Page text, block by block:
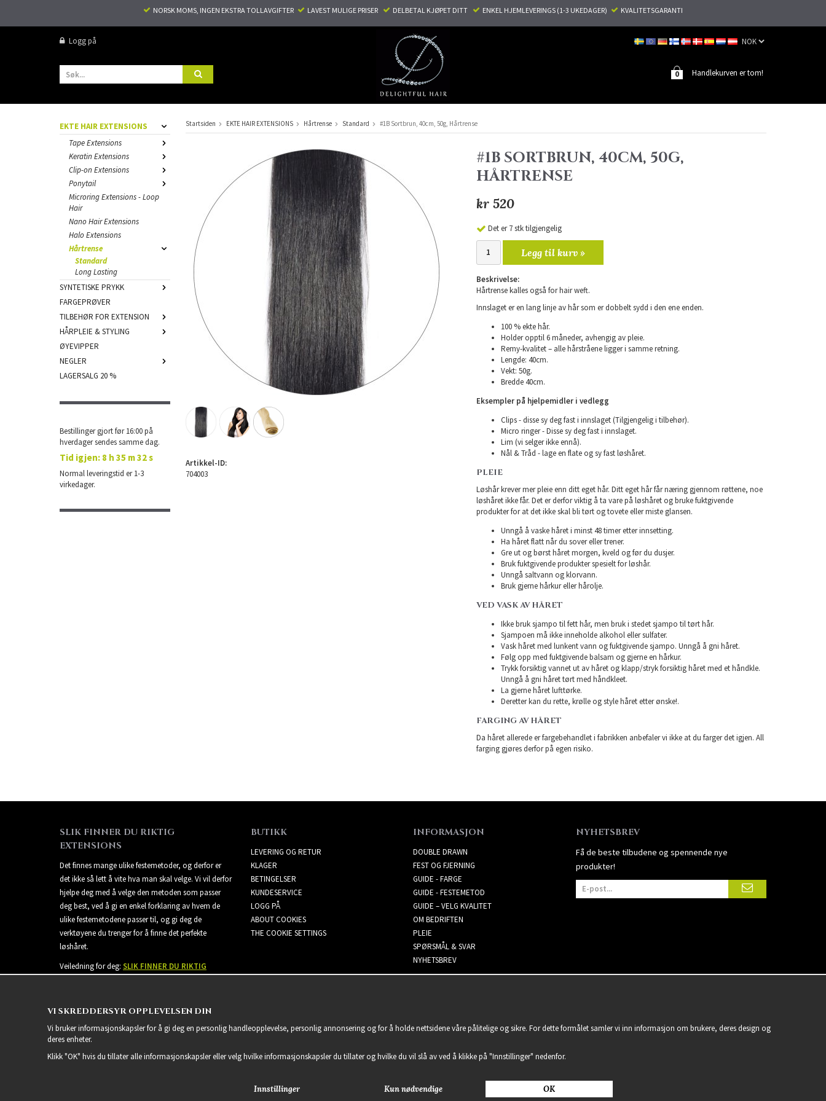
NORSK MOMS, INGEN EKSTRA TOLLAVGIFTER ​ ​ LAVEST MULIGE PRISER ​ DELBETAL KJØPET DITT ​ ENKEL HJEMLEVERINGS (1-3 UKEDAGER) KVALITETSGARANTI
Logg på
Handlekurven er tom!
0
EKTE HAIR EXTENSIONS
Tape Extensions
Keratin Extensions
Clip-on Extensions
Ponytail
Microring Extensions - Loop
Hair
Nano Hair Extensions
Halo Extensions
Hårtrense
Standard
Long Lasting
SYNTETISKE PRYKK
FARGEPRØVER
TILBEHØR FOR EXTENSION
HÅRPLEIE & STYLING
ØYEVIPPER
NEGLER
LAGERSALG 20 %
Bestillinger gjort før 16:00 på
hverdager sendes samme dag.
Tid igjen: 8 h 35 m 32 s
Normal leveringstid er 1-3
virkedager.
Startsiden EKTE HAIR EXTENSIONS Hårtrense Standard #1B Sortbrun, 40cm, 50g, Hårtrense
#1B SORTBRUN, 40CM, 50G,
HÅRTRENSE
kr 520
Det er 7 stk tilgjengelig
Legg til kurv »
Beskrivelse:
Hårtrense kalles også for hair weft.
Innslaget er en lang linje av hår som er dobbelt sydd i den ene enden.
100 % ekte hår.
Holder opptil 6 måneder, avhengig av pleie.
Remy-kvalitet – alle hårstråene ligger i samme retning.
Lengde: 40cm.
Vekt: 50g.
Bredde 40cm.
Eksempler på hjelpemidler i vedlegg
Clips - disse sy deg fast i innslaget (Tilgjengelig i tilbehør).
Micro ringer - Disse sy deg fast i innslaget.
Lim (vi selger ikke ennå).
Nål & Tråd - lage en flate og sy fast løshåret.
PLEIE
Løshår krever mer pleie enn ditt eget hår. Ditt eget hår får næring gjennom røttene, noe
løshåret ikke får. Det er derfor viktig å ta vare på løshåret og bruke fuktgivende
produkter for at det ikke skal bli tørt og tovete eller miste glansen.
Unngå å vaske håret i minst 48 timer etter innsetting.
Ha håret flatt når du sover eller trener.
Gre ut og børst håret morgen, kveld og før du dusjer.
Bruk fuktgivende produkter spesielt for løshår.
Unngå saltvann og klorvann.
Bruk gjerne hårkur eller hårolje.
VED VASK AV HÅRET
Ikke bruk sjampo til fett hår, men bruk i stedet sjampo til tørt hår.
Sjampoen må ikke inneholde alkohol eller sulfater.
Vask håret med lunkent vann og fuktgivende sjampo. Unngå å gni håret.
Følg opp med fuktgivende balsam og gjerne en hårkur.
Trykk forsiktig vannet ut av håret og klapp/stryk forsiktig håret med et håndkle.
Unngå å gni håret tørt med håndkleet.
La gjerne håret lufttørke.
Deretter kan du rette, krølle og style håret etter ønske!.
FARGING AV HÅRET
Da håret allerede er fargebehandlet i fabrikken anbefaler vi ikke at du farger det igjen. All
farging gjøres derfor på egen risiko.
Artikkel-ID:
704003
SLIK FINNER DU RIKTIG
EXTENSIONS
Det finnes mange ulike festemetoder, og derfor er
det ikke så lett å vite hva man skal velge. Vi vil derfor
hjelpe deg med å velge den metoden som passer
deg best, ved å gi en enkel forklaring av hvem de
ulike festemetodene passer til, og gi deg de
verktøyene du trenger for å finne det perfekte
løshåret.
Veiledning for deg: SLIK FINNER DU RIKTIG
BUTIKK
LEVERING OG RETUR
KLAGER
BETINGELSER
KUNDESERVICE
LOGG PÅ
ABOUT COOKIES
THE COOKIE SETTINGS
INFORMASJON
DOUBLE DRAWN
FEST OG FJERNING
GUIDE - FARGE
GUIDE - FESTEMETOD
GUIDE – VELG KVALITET
OM BEDRIFTEN
PLEIE
SPØRSMÅL & SVAR
NYHETSBREV
NYHETSBREV
Få de beste tilbudene og spennende nye
produkter!
2021 Delightful Hair
VI SKREDDERSYR OPPLEVELSEN DIN
Vi bruker informasjonskapsler for å gi deg en personlig handleopplevelse, personlig annonsering og for å holde nettsidene våre pålitelige og sikre. For dette formålet samler vi inn informasjon om brukere, deres design og
deres enheter.
Klikk "OK" hvis du tillater alle informasjonskapsler eller velg hvilke informasjonskapsler du tillater og hvilke du vil slå av ved å klikke på "Innstillinger" nedenfor.
Innstillinger Kun nødvendige OK